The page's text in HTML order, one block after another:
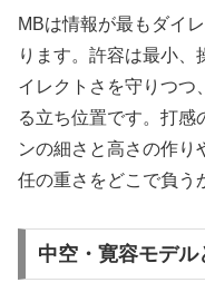
MBは情報が最もダイ
ります。許容は最小
イレクトさを守りつつ
る立ち位置です。打感
ンの細さと高さの作り
任の重さをどこで負う
中空・寛容モデ